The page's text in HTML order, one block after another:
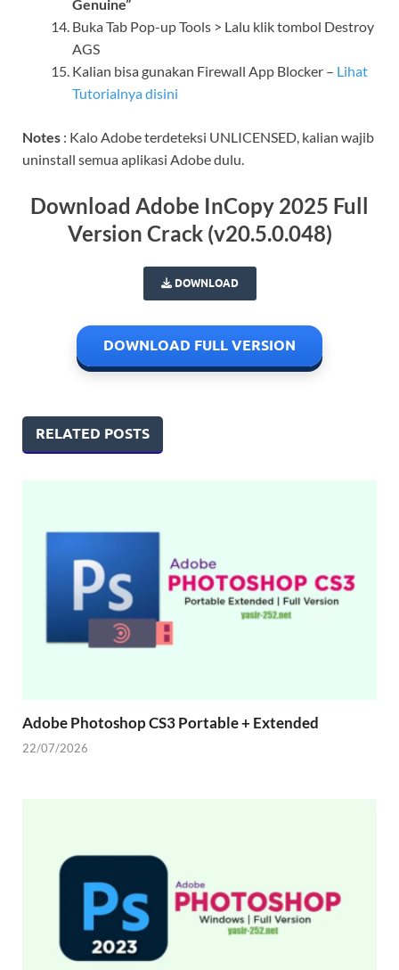
Genuine”
Buka Tab Pop-up Tools > Lalu klik tombol Destroy
AGS
Kalian bisa gunakan Firewall App Blocker – Lihat
Tutorialnya disini
Notes : Kalo Adobe terdeteksi UNLICENSED, kalian wajib
uninstall semua aplikasi Adobe dulu.
Download Adobe InCopy 2025 Full
Version Crack (v20.5.0.048)
DOWNLOAD
DOWNLOAD FULL VERSION
RELATED POSTS
Adobe Photoshop CS3 Portable + Extended
22/07/2026